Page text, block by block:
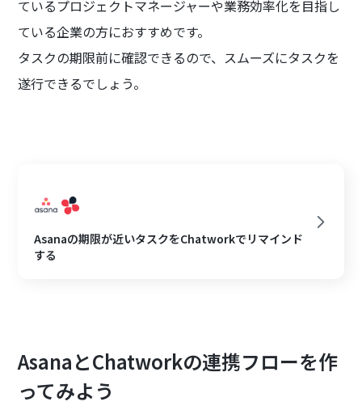
ているプロジェクトマネージャーや業務効率化を目指し
ている企業の方におすすめです。
タスクの期限前に確認できるので、スムーズにタスクを
遂行できるでしょう。
Asanaの期限が近いタスクをChatworkでリマインド
する
AsanaとChatworkの連携フローを作
ってみよう